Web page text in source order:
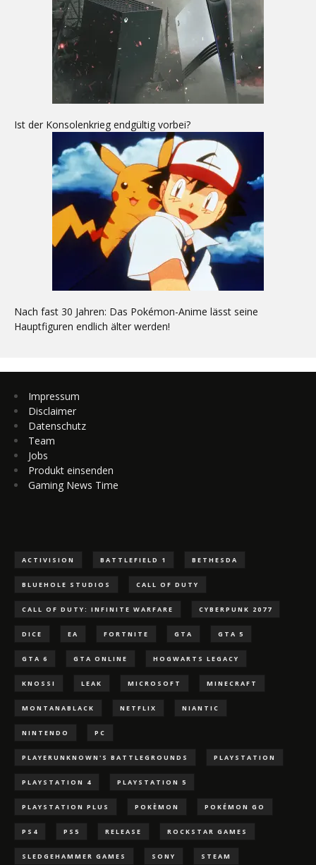
Ist der Konsolenkrieg endgültig vorbei?
Nach fast 30 Jahren: Das Pokémon-Anime lässt seine
Hauptfiguren endlich älter werden!
Impressum
Disclaimer
Datenschutz
Team
Jobs
Produkt einsenden
Gaming News Time
ACTIVISION BATTLEFIELD 1 BETHESDA
BLUEHOLE STUDIOS CALL OF DUTY
CALL OF DUTY: INFINITE WARFARE CYBERPUNK 2077
DICE EA FORTNITE GTA GTA 5
GTA 6 GTA ONLINE HOGWARTS LEGACY
KNOSSI LEAK MICROSOFT MINECRAFT
MONTANABLACK NETFLIX NIANTIC
NINTENDO PC
PLAYERUNKNOWN'S BATTLEGROUNDS PLAYSTATION
PLAYSTATION 4 PLAYSTATION 5
PLAYSTATION PLUS POKÈMON POKÉMON GO
PS4 PS5 RELEASE ROCKSTAR GAMES
SLEDGEHAMMER GAMES SONY STEAM